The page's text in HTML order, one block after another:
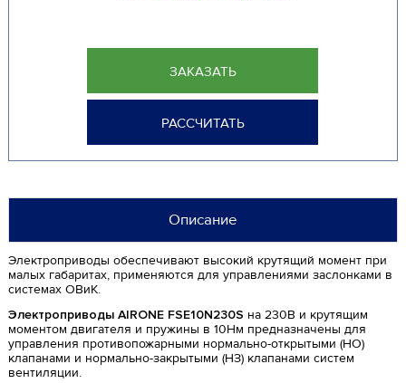
ЗАКАЗАТЬ
РАССЧИТАТЬ
Описание
Электроприводы обеспечивают высокий крутящий момент при
малых габаритах, применяются для управлениями заслонками в
системах ОВиК.
Электроприводы AIRONE FSE10N230S на 230В и крутящим
моментом двигателя и пружины в 10Нм предназначены для
управления противопожарными нормально-открытыми (НО)
клапанами и нормально-закрытыми (НЗ) клапанами систем
вентиляции.